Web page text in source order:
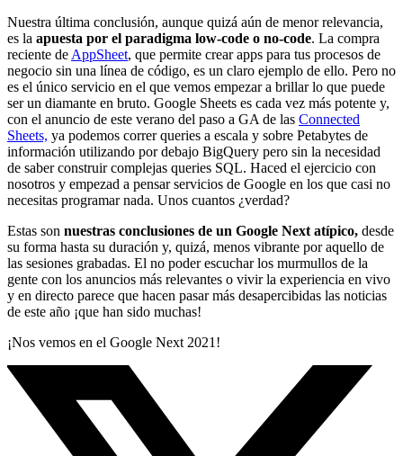
Nuestra última conclusión, aunque quizá aún de menor relevancia,
es la apuesta por el paradigma low-code o no-code. La compra
reciente de AppSheet, que permite crear apps para tus procesos de
negocio sin una línea de código, es un claro ejemplo de ello. Pero no
es el único servicio en el que vemos empezar a brillar lo que puede
ser un diamante en bruto. Google Sheets es cada vez más potente y,
con el anuncio de este verano del paso a GA de las Connected
Sheets, ya podemos correr queries a escala y sobre Petabytes de
información utilizando por debajo BigQuery pero sin la necesidad
de saber construir complejas queries SQL. Haced el ejercicio con
nosotros y empezad a pensar servicios de Google en los que casi no
necesitas programar nada. Unos cuantos ¿verdad?
Estas son nuestras conclusiones de un Google Next atípico, desde
su forma hasta su duración y, quizá, menos vibrante por aquello de
las sesiones grabadas. El no poder escuchar los murmullos de la
gente con los anuncios más relevantes o vivir la experiencia en vivo
y en directo parece que hacen pasar más desapercibidas las noticias
de este año ¡que han sido muchas!
¡Nos vemos en el Google Next 2021!